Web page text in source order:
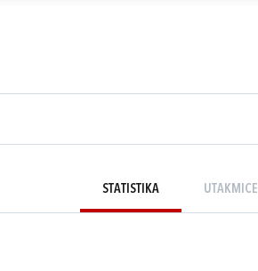
STATISTIKA UTAKMICE